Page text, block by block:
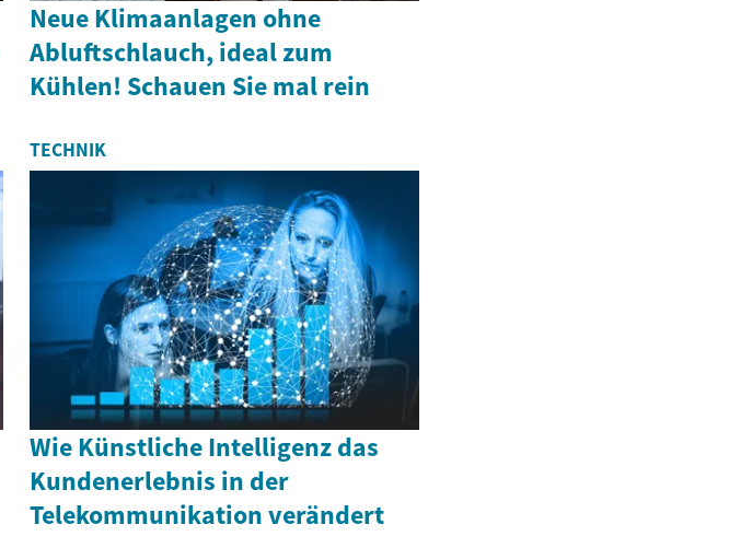
Neue Klimaanlagen ohne
Abluftschlauch, ideal zum
Kühlen! Schauen Sie mal rein
TECHNIK
Wie Künstliche Intelligenz das
Kundenerlebnis in der
Telekommunikation verändert